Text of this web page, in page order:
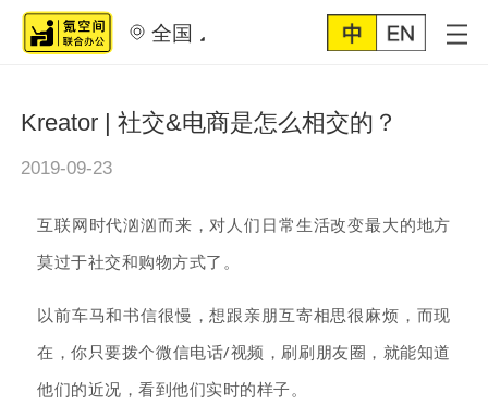
全国
Kreator | 社交&电商是怎么相交的？
2019-09-23
互联网时代汹汹而来，对人们日常生活改变最大的地方
莫过于社交和购物方式了。
以前车马和书信很慢，想跟亲朋互寄相思很麻烦，而现
在，你只要拨个微信电话/视频，刷刷朋友圈，就能知道
他们的近况，看到他们实时的样子。